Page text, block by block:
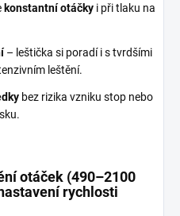
konstantní otáčky i při tlaku na
– leštička si poradí i s tvrdšími
leštění.
bez rizika vzniku stop nebo
otáček (490–2100
rychlosti